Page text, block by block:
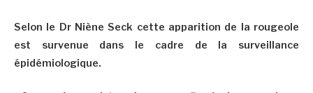
Selon le Dr Niène Seck cette apparition de la rougeole
est survenue dans le cadre de la surveillance
épidémiologique.